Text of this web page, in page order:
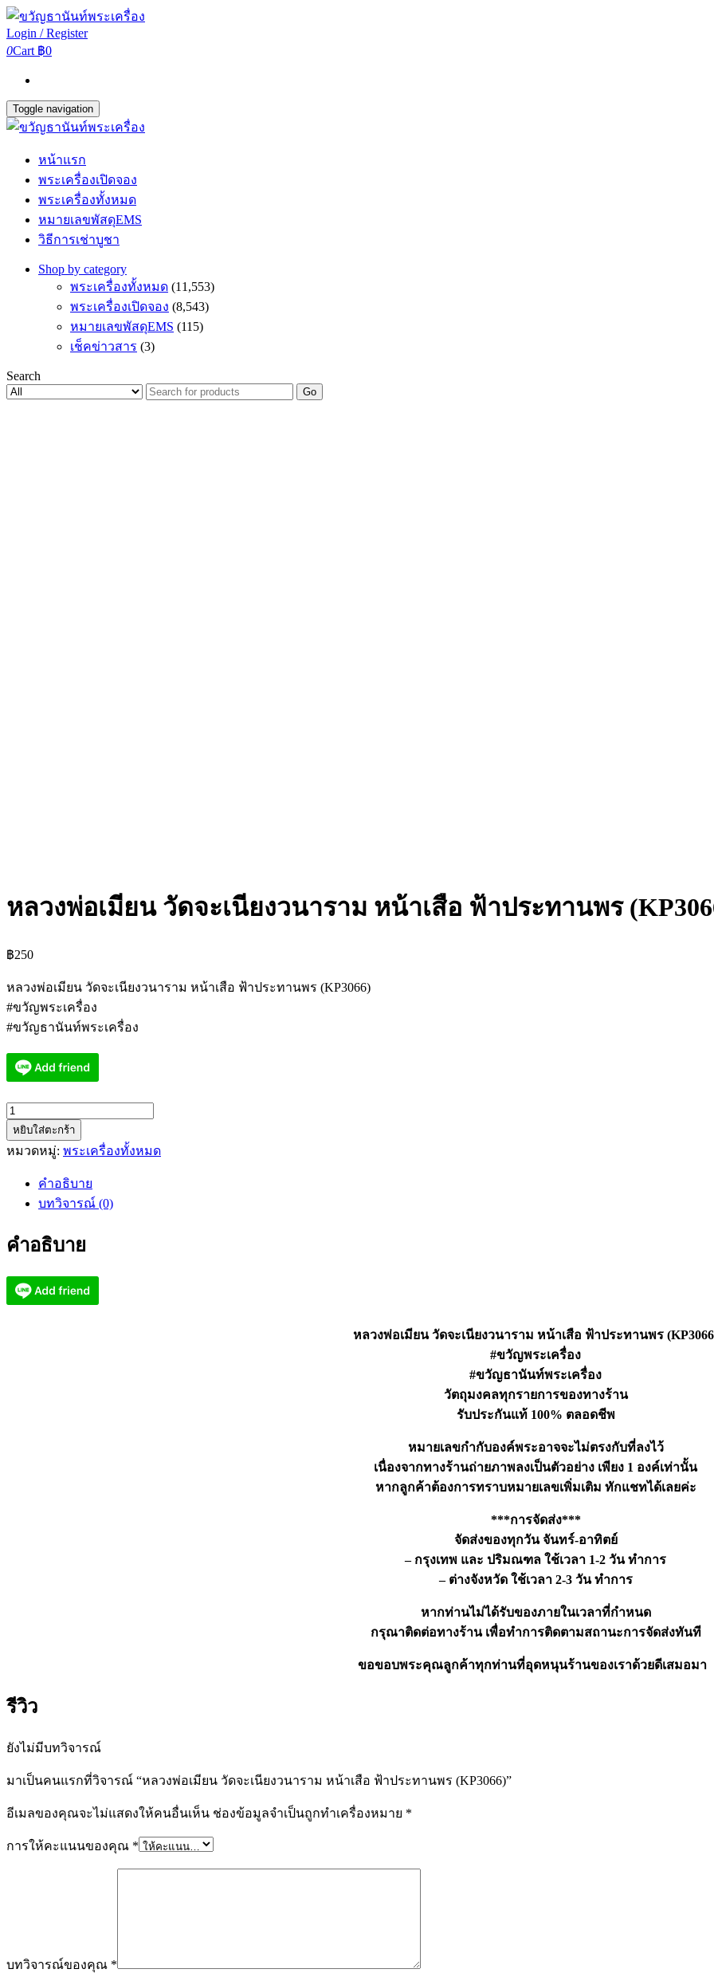
Login / Register
0Cart ฿0
Toggle navigation
หน้าแรก
พระเครื่องเปิดจอง
พระเครื่องทั้งหมด
หมายเลขพัสดุEMS
วิธีการเช่าบูชา
Shop by category
พระเครื่องทั้งหมด (11,553)
พระเครื่องเปิดจอง (8,543)
หมายเลขพัสดุEMS (115)
เช็คข่าวสาร (3)
Search
Go
หลวงพ่อเมียน วัดจะเนียงวนาราม หน้าเสือ ฟ้าประทานพร
฿250
หลวงพ่อเมียน วัดจะเนียงวนาราม หน้าเสือ ฟ้าประทานพร (KP3066)
#ขวัญพระเครื่อง
#ขวัญธานันท์พระเครื่อง
จำนวน
หลวง
พ่อ
เนียง
หน้า
หยิบใส่ตะกร้า
หมวดหมู่: พระเครื่องทั้งหมด
คำอธิบาย
บทวิจารณ์ (0)
คำอธิบาย
หลวงพ่อเมียน วัดจะเนียงวนาราม หน้าเสือ ฟ้าประทานพร
#ขวัญพระเครื่อง
#ขวัญธานันท์พระเครื่อง
วัตถุมงคลทุกรายการของทางร้าน
รับประกันแท้ 100% ตลอดชีพ
หมายเลขกำกับองค์พระอาจจะไม่ตรงกับที่ลงไว้
เนื่องจากทางร้านถ่ายภาพลงเป็นตัวอย่าง เพียง 1 องค์เท่านั้น
หากลูกค้าต้องการทราบหมายเลขเพิ่มเติม ทักแชทได้เลยค่ะ
***การจัดส่ง***
จัดส่งของทุกวัน จันทร์-อาทิตย์
– กรุงเทพ และ ปริมณฑล ใช้เวลา 1-2 วัน ทำการ
– ต่างจังหวัด ใช้เวลา 2-3 วัน ทำการ
หากท่านไม่ได้รับของภายในเวลาที่กำหนด
กรุณาติดต่อทางร้าน เพื่อทำการติดตามสถานะการจัดส่งทันที
ขอขอบพระคุณลูกค้าทุกท่านที่อุดหนุนร้านของเราด้วยดีเสมอมา
รีวิว
ยังไม่มีบทวิจารณ์
มาเป็นคนแรกที่วิจารณ์ “หลวงพ่อเมียน วัดจะเนียงวนาราม หน้าเสือ ฟ้าประทานพร (KP3066)”
อีเมลของคุณจะไม่แสดงให้คนอื่นเห็น ช่องข้อมูลจำเป็นถูกทำเครื่องหมาย *
การให้คะแนนของคุณ *
บทวิจารณ์ของคุณ *